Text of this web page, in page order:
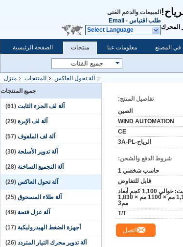
المحرك
المبيعات والدعم الفنى
طلب اقتباس -
Email
Select Language
الصفحة الرئيسية منتجات معلومات عنا في المصنع
منزل المنتجات آلة تحول العاكس
جميع المنتجات
آلة لف الجزء الثابت (61)
آلة لف الإبرة (29)
آلة لف الملفوف (57)
آلة تدوير الأسلحة (30)
آلة التجميع الساخنة (28)
آلة تحول العاكس (29)
آلة طلاء المسحوق (25)
آلة عزل فتحة (49)
أجهزة الضغط الهيدروليكية (17)
آلة تدوير محرك التيار المتردد (26)
تفاصيل المنتج:
الصين
WIND AUTOMATION
CE
الرياح-3A-PL
شروط الدفع والشحن:
حاسب شخصي 1
قابل للتفاوض
1 وزن البليت: حوالي 1,100 كجم أبعاد
الماكينة: 1,100 مم × 1100 مم × 1,830
مم3
T/T
اتصل